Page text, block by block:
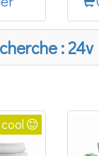
: 24v